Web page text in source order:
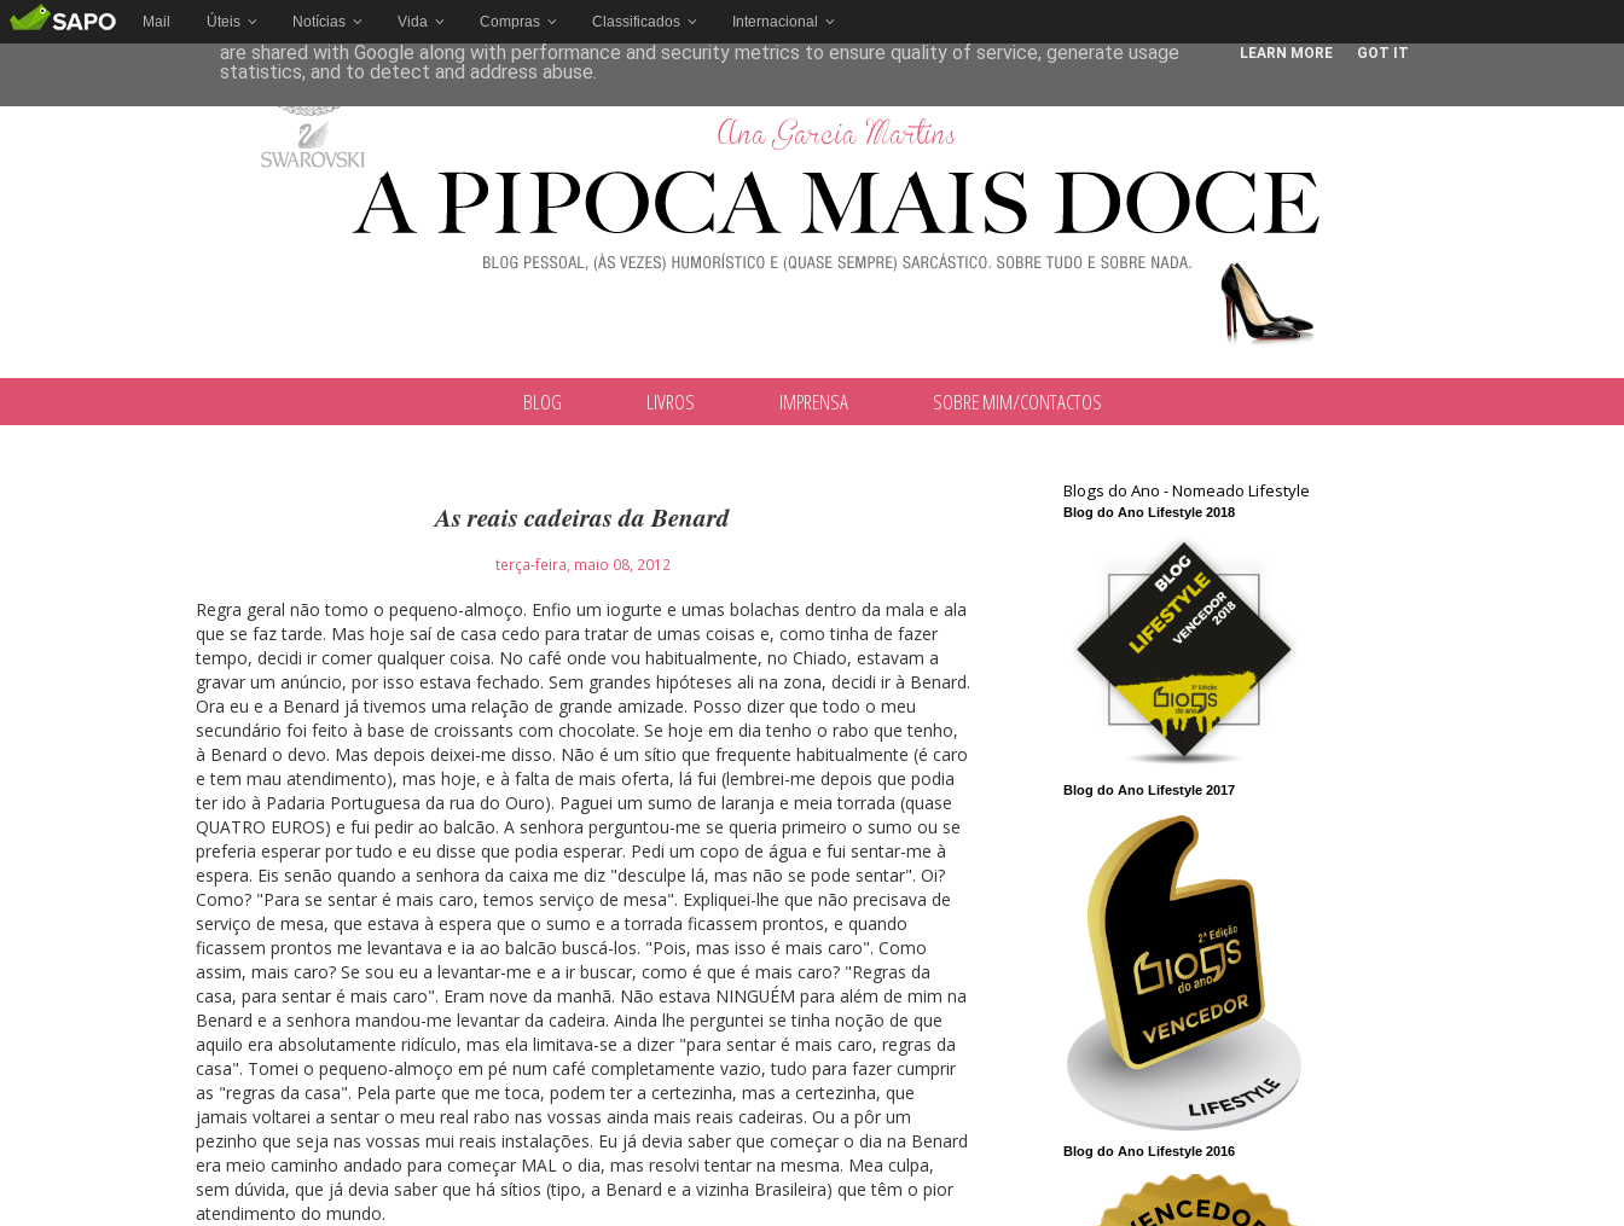
Mail Úteis Notícias Vida Compras Classificados Internacional
BLOG LIVROS IMPRENSA SOBRE MIM/CONTACTOS
As reais cadeiras da Benard
terça-feira, maio 08, 2012
Regra geral não tomo o pequeno-almoço. Enfio um iogurte e umas bolachas dentro da mala e ala
que se faz tarde. Mas hoje saí de casa cedo para tratar de umas coisas e, como tinha de fazer
tempo, decidi ir comer qualquer coisa. No café onde vou habitualmente, no Chiado, estavam a
gravar um anúncio, por isso estava fechado. Sem grandes hipóteses ali na zona, decidi ir à Benard.
Ora eu e a Benard já tivemos uma relação de grande amizade. Posso dizer que todo o meu
secundário foi feito à base de croissants com chocolate. Se hoje em dia tenho o rabo que tenho,
à Benard o devo. Mas depois deixei-me disso. Não é um sítio que frequente habitualmente (é caro
e tem mau atendimento), mas hoje, e à falta de mais oferta, lá fui (lembrei-me depois que podia
ter ido à Padaria Portuguesa da rua do Ouro). Paguei um sumo de laranja e meia torrada (quase
QUATRO EUROS) e fui pedir ao balcão. A senhora perguntou-me se queria primeiro o sumo ou se
preferia esperar por tudo e eu disse que podia esperar. Pedi um copo de água e fui sentar-me à
espera. Eis senão quando a senhora da caixa me diz "desculpe lá, mas não se pode sentar". Oi?
Como? "Para se sentar é mais caro, temos serviço de mesa". Expliquei-lhe que não precisava de
serviço de mesa, que estava à espera que o sumo e a torrada ficassem prontos, e quando
ficassem prontos me levantava e ia ao balcão buscá-los. "Pois, mas isso é mais caro". Como
assim, mais caro? Se sou eu a levantar-me e a ir buscar, como é que é mais caro? "Regras da
casa, para sentar é mais caro". Eram nove da manhã. Não estava NINGUÉM para além de mim na
Benard e a senhora mandou-me levantar da cadeira. Ainda lhe perguntei se tinha noção de que
aquilo era absolutamente ridículo, mas ela limitava-se a dizer "para sentar é mais caro, regras da
casa". Tomei o pequeno-almoço em pé num café completamente vazio, tudo para fazer cumprir
as "regras da casa". Pela parte que me toca, podem ter a certezinha, mas a certezinha, que
jamais voltarei a sentar o meu real rabo nas vossas ainda mais reais cadeiras. Ou a pôr um
pezinho que seja nas vossas mui reais instalações. Eu já devia saber que começar o dia na Benard
era meio caminho andado para começar MAL o dia, mas resolvi tentar na mesma. Mea culpa,
sem dúvida, que já devia saber que há sítios (tipo, a Benard e a vizinha Brasileira) que têm o pior
atendimento do mundo.
Blogs do Ano - Nomeado Lifestyle
Blog do Ano Lifestyle 2018
Blog do Ano Lifestyle 2017
Blog do Ano Lifestyle 2016
This site uses cookies from Google to deliver its services and to analyze traffic. Your IP address and user-agent
are shared with Google along with performance and security metrics to ensure quality of service, generate usage
statistics, and to detect and address abuse.
LEARN MORE GOT IT